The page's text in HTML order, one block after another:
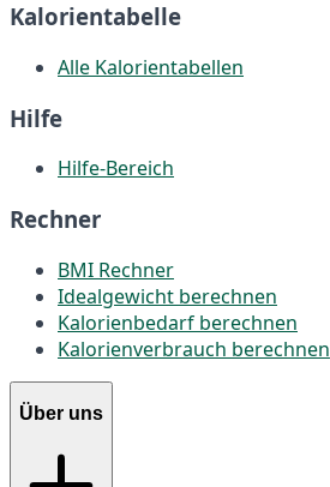
Kalorientabelle
Alle Kalorientabellen
Hilfe
Hilfe-Bereich
Rechner
BMI Rechner
Idealgewicht berechnen
Kalorienbedarf berechnen
Kalorienverbrauch berechnen
Über uns